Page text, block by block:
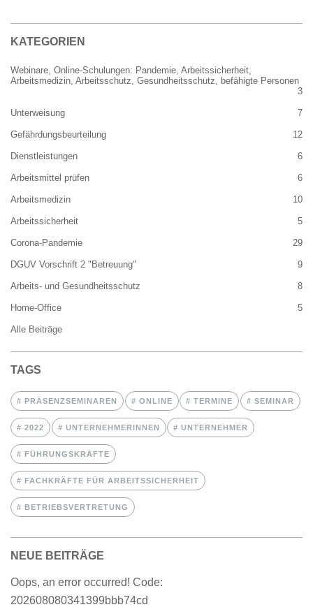
KATEGORIEN
Webinare, Online-Schulungen: Pandemie, Arbeitssicherheit,
Arbeitsmedizin, Arbeitsschutz, Gesundheitsschutz, befähigte Personen
3
Unterweisung 7
Gefährdungsbeurteilung 12
Dienstleistungen 6
Arbeitsmittel prüfen 6
Arbeitsmedizin 10
Arbeitssicherheit 5
Corona-Pandemie 29
DGUV Vorschrift 2 "Betreuung" 9
Arbeits- und Gesundheitsschutz 8
Home-Office 5
Alle Beiträge
TAGS
PRÄSENZSEMINAREN ONLINE TERMINE SEMINAR
2022 UNTERNEHMERINNEN UNTERNEHMER
FÜHRUNGSKRÄFTE
FACHKRÄFTE FÜR ARBEITSSICHERHEIT
BETRIEBSVERTRETUNG
NEUE BEITRÄGE
Oops, an error occurred! Code:
202608080341399bbb74cd